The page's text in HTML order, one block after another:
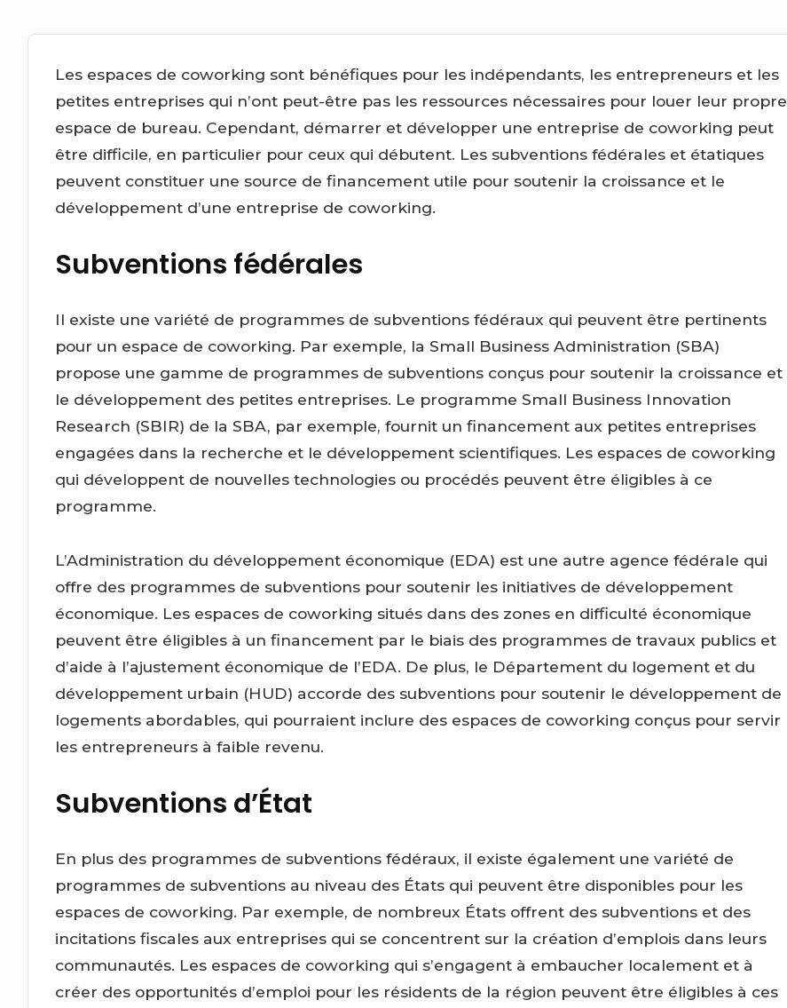
Les espaces de coworking sont bénéfiques pour les indépendants, les entrepreneurs et les
petites entreprises qui n’ont peut-être pas les ressources nécessaires pour louer leur propre
espace de bureau. Cependant, démarrer et développer une entreprise de coworking peut
être difficile, en particulier pour ceux qui débutent. Les subventions fédérales et étatiques
peuvent constituer une source de financement utile pour soutenir la croissance et le
développement d’une entreprise de coworking.
Subventions fédérales
Il existe une variété de programmes de subventions fédéraux qui peuvent être pertinents
pour un espace de coworking. Par exemple, la Small Business Administration (SBA)
propose une gamme de programmes de subventions conçus pour soutenir la croissance et
le développement des petites entreprises. Le programme Small Business Innovation
Research (SBIR) de la SBA, par exemple, fournit un financement aux petites entreprises
engagées dans la recherche et le développement scientifiques. Les espaces de coworking
qui développent de nouvelles technologies ou procédés peuvent être éligibles à ce
programme.
L’Administration du développement économique (EDA) est une autre agence fédérale qui
offre des programmes de subventions pour soutenir les initiatives de développement
économique. Les espaces de coworking situés dans des zones en difficulté économique
peuvent être éligibles à un financement par le biais des programmes de travaux publics et
d’aide à l’ajustement économique de l’EDA. De plus, le Département du logement et du
développement urbain (HUD) accorde des subventions pour soutenir le développement de
logements abordables, qui pourraient inclure des espaces de coworking conçus pour servir
les entrepreneurs à faible revenu.
Subventions d’État
En plus des programmes de subventions fédéraux, il existe également une variété de
programmes de subventions au niveau des États qui peuvent être disponibles pour les
espaces de coworking. Par exemple, de nombreux États offrent des subventions et des
incitations fiscales aux entreprises qui se concentrent sur la création d’emplois dans leurs
communautés. Les espaces de coworking qui s’engagent à embaucher localement et à
créer des opportunités d’emploi pour les résidents de la région peuvent être éligibles à ces